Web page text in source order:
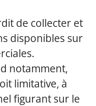
de collecter et
disponibles sur
notamment,
limitative, à
figurant sur le